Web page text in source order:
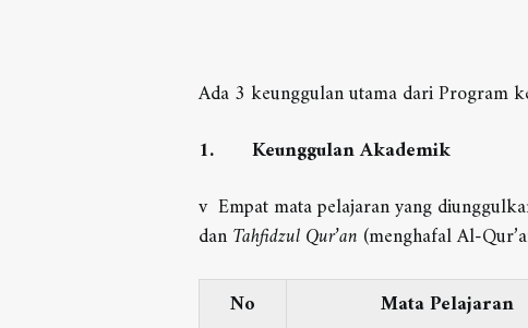
Ada 3 keunggulan utama dari Program
1.
Keunggulan Akademik
v Empat mata pelajaran yang
danTahfidzul Qur’an (menghafal Al-
No
Mata Pelajaran